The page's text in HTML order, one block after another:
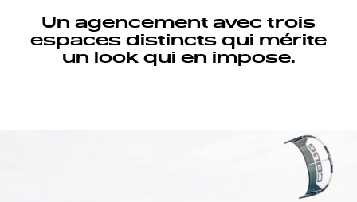
Un agencement avec trois
espaces distincts qui mérite
un look qui en impose.